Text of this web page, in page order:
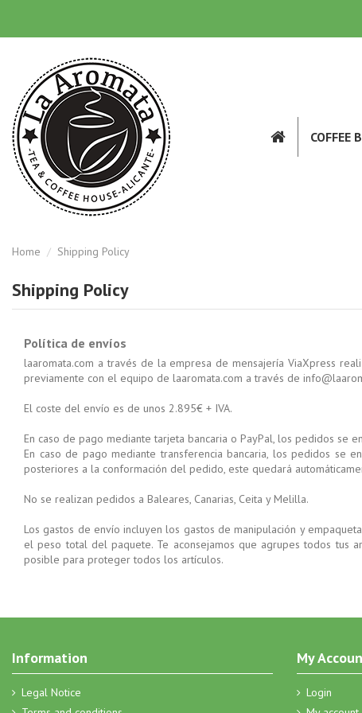
COFFEE
Home Shipping Policy
Shipping Policy
Política de envíos
laaromata.com a través de la empresa de mensajería ViaXpress
previamente con el equipo de laaromata.com a través de
El coste del envío es de unos 2.895€ + IVA.
En caso de pago mediante tarjeta bancaria o PayPal, los pedidos
En caso de pago mediante transferencia bancaria, los pedidos
posteriores a la conformación del pedido, este quedará
No se realizan pedidos a Baleares, Canarias, Ceita y Melilla.
Los gastos de envío incluyen los gastos de manipulación y
el peso total del paquete. Te aconsejamos que agrupes todos tus
posible para proteger todos los artículos.
Information
Legal Notice
My
Login